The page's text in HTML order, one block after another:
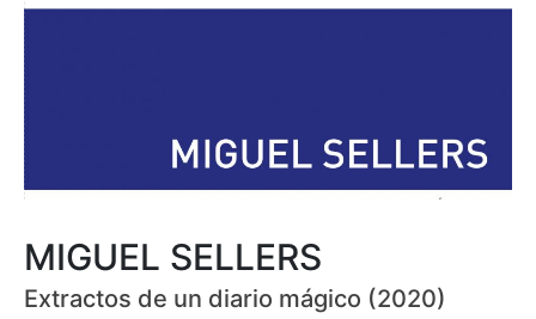
MIGUEL SELLERS
Extractos de un diario mágico (2020)